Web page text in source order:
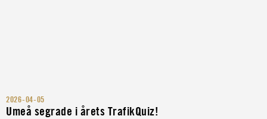
2026-04-05
Umeå segrade i årets TrafikQuiz!